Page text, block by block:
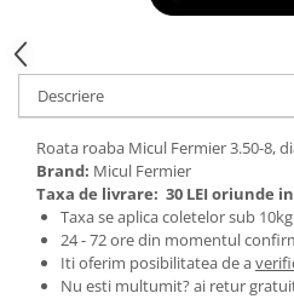
Tractoraș de tuns gazonul
Zootehnie
Incubatoare, oparitoare si
deplumatoare
Aparate de tuns animale
Piese si accesorii aparate de tuns
animale
Tarcuri animale
Semanatori
Descriere
Roata roaba Micul Fermier 3.50-8,
Brand: Micul Fermier
Taxa de livrare: 30 LEI oriunde
Taxa se aplica coletelor sub 10kg
24 - 72 ore din momentul
Iti oferim posibilitatea de a
Nu esti multumit? ai retur